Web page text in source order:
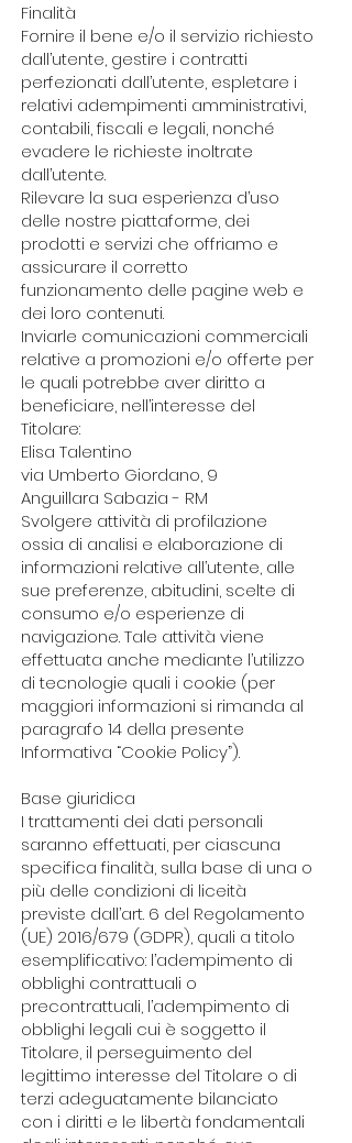
Finalità
Fornire il bene e/o il servizio richiesto
dall’utente, gestire i contratti
perfezionati dall’utente, espletare i
relativi adempimenti amministrativi,
contabili, fiscali e legali, nonché
evadere le richieste inoltrate
dall’utente.
Rilevare la sua esperienza d’uso
delle nostre piattaforme, dei
prodotti e servizi che offriamo e
assicurare il corretto
funzionamento delle pagine web e
dei loro contenuti.
Inviarle comunicazioni commerciali
relative a promozioni e/o offerte per
le quali potrebbe aver diritto a
beneficiare, nell’interesse del
Titolare:
Elisa Talentino
via Umberto Giordano, 9
Anguillara Sabazia - RM
Svolgere attività di profilazione
ossia di analisi e elaborazione di
informazioni relative all’utente, alle
sue preferenze, abitudini, scelte di
consumo e/o esperienze di
navigazione. Tale attività viene
effettuata anche mediante l’utilizzo
di tecnologie quali i cookie (per
maggiori informazioni si rimanda al
paragrafo 14 della presente
Informativa “Cookie Policy”).
Base giuridica
I trattamenti dei dati personali
saranno effettuati, per ciascuna
specifica finalità, sulla base di una o
più delle condizioni di liceità
previste dall’art. 6 del Regolamento
(UE) 2016/679 (GDPR), quali a titolo
esemplificativo: l’adempimento di
obblighi contrattuali o
precontrattuali, l’adempimento di
obblighi legali cui è soggetto il
Titolare, il perseguimento del
legittimo interesse del Titolare o di
terzi adeguatamente bilanciato
con i diritti e le libertà fondamentali